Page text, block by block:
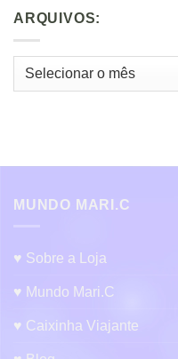
ARQUIVOS:
Arquivos:
MUNDO MARI.C
♥ Sobre a Loja
♥ Mundo Mari.C
♥ Caixinha Viajante